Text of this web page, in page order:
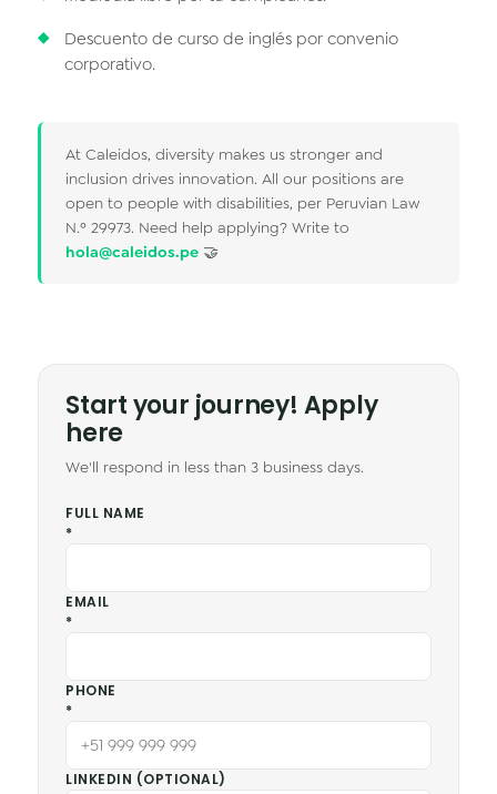
Descuento de curso de inglés por convenio
corporativo.
At Caleidos, diversity makes us stronger and
inclusion drives innovation. All our positions are
open to people with disabilities, per Peruvian Law
N.º 29973. Need help applying? Write to
hola@caleidos.pe 🤝
Start your journey! Apply
here
We'll respond in less than 3 business days.
FULL NAME
*
EMAIL
*
PHONE
*
LINKEDIN (OPTIONAL)